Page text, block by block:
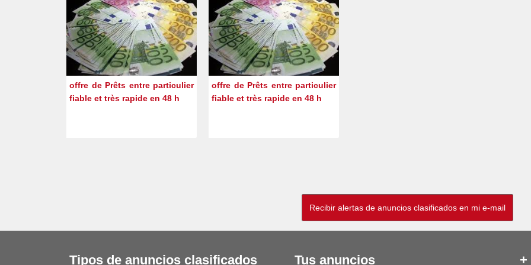
offre de Prêts entre particulier
fiable et très rapide en 48 h
offre de Prêts entre particulier
fiable et très rapide en 48 h
Tipos de anuncios clasificados Tus anuncios +